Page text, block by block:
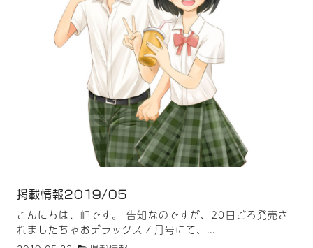
掲載情報2019/05
こんにちは、岬です。 告知なのですが、20日ごろ発売さ
れましたちゃおデラックス７月号にて、...